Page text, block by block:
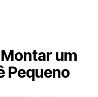
um
Pequeno